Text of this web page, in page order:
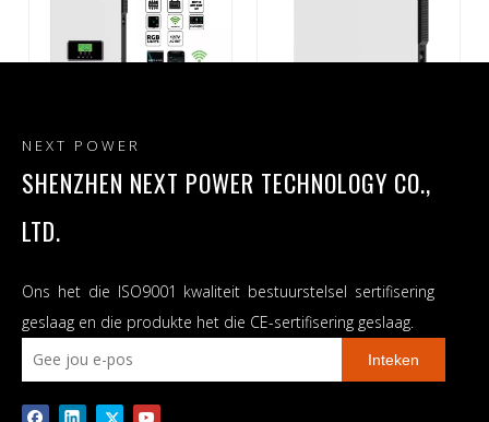
Suiwer sinusgolf 3KW 24V
Off Grid Solar Inverter 80A
MPPT Sonkraglaaier
Oorspronklike fabriek 1.6KW
NEXT POWER
SHENZHEN NEXT POWER TECHNOLOGY CO.,
LTD.
Ons het die ISO9001 kwaliteit bestuurstelsel sertifisering
geslaag en die produkte het die CE-sertifisering geslaag.
Inteken